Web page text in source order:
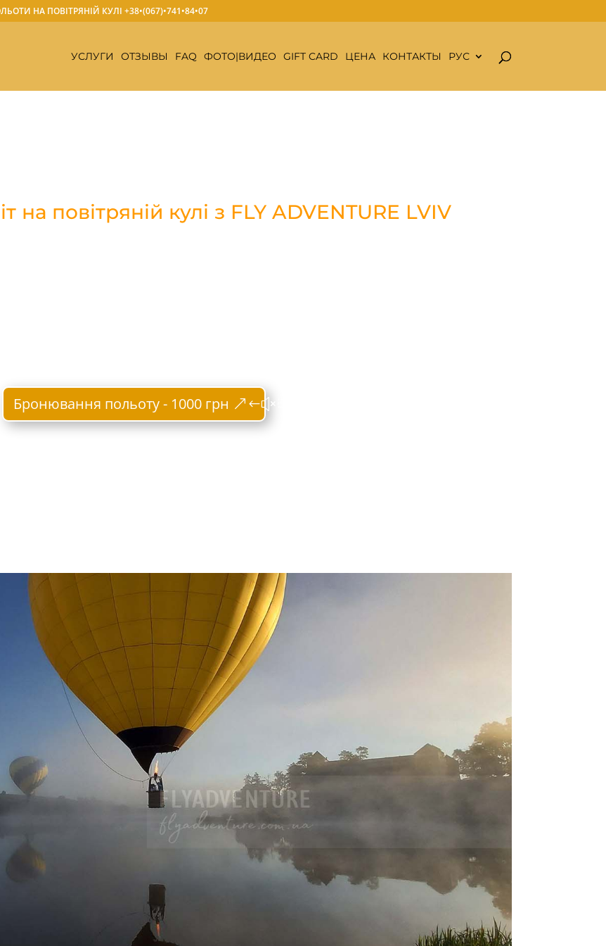
НА ПОВІТРЯНІЙ КУЛІ+38•(067)•741•84•07
УСЛУГИ ОТЗЫВЫ FAQ ФОТО|ВИДЕО GIFT CARD ЦЕНА КОНТАКТЫ РУС
на повітряній кулі з FLY ADVENTURE LVIV
Бронювання польоту - 1000 грн